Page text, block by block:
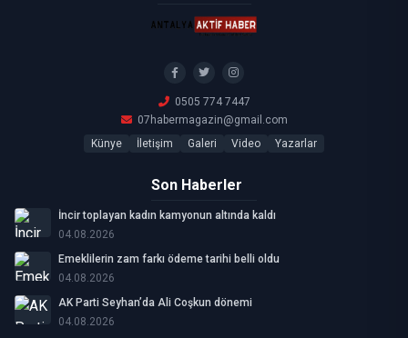
0505 774 7447
07habermagazin@gmail.com
Künye
İletişim Galeri Video Yazarlar
Son Haberler
İncir toplayan kadın kamyonun altında kaldı
04.08.2026
Emeklilerin zam farkı ödeme tarihi belli oldu
04.08.2026
AK Parti Seyhan’da Ali Coşkun dönemi
04.08.2026